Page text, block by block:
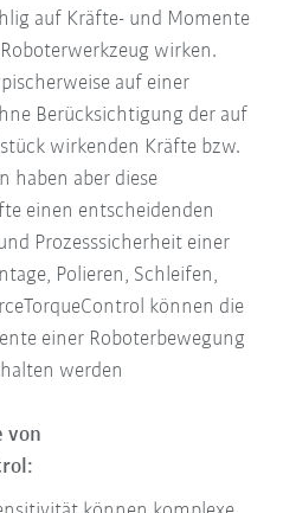
auf Kräfte- und Momente
wirken.
auf einer
Berücksichtigung der auf
wirkenden Kräfte bzw.
haben aber diese
einen entscheidenden
Prozesssicherheit einer
Polieren, Schleifen,
können die
einer Roboterbewegung
werden
von